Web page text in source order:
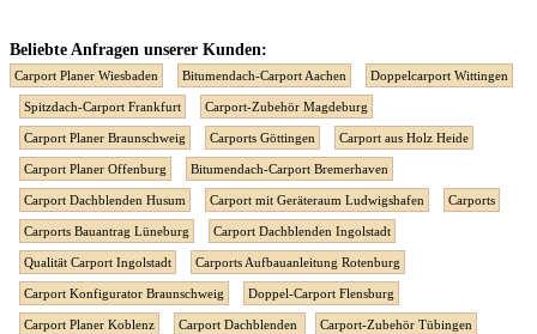
Beliebte Anfragen unserer Kunden:
Carport Planer Wiesbaden Bitumendach-Carport Aachen Doppelcarport Wittingen
Spitzdach-Carport Frankfurt Carport-Zubehör Magdeburg
Carport Planer Braunschweig Carports Göttingen Carport aus Holz Heide
Carport Planer Offenburg Bitumendach-Carport Bremerhaven
Carport Dachblenden Husum Carport mit Geräteraum Ludwigshafen Carports
Carports Bauantrag Lüneburg Carport Dachblenden Ingolstadt
Qualität Carport Ingolstadt Carports Aufbauanleitung Rotenburg
Carport Konfigurator Braunschweig Doppel-Carport Flensburg
Carport Planer Koblenz Carport Dachblenden Carport-Zubehör Tübingen